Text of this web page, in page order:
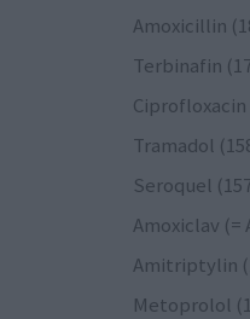
Amoxicillin
Terbinafin
Ciprofloxacin
Tramadol
Seroquel
Amoxiclav (=
Amitriptylin
Metoprolol